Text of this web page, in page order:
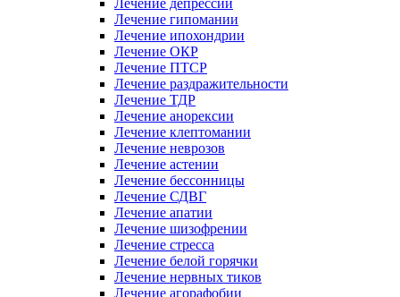
Лечение депрессии
Лечение гипомании
Лечение ипохондрии
Лечение ОКР
Лечение ПТСР
Лечение раздражительности
Лечение ТДР
Лечение анорексии
Лечение клептомании
Лечение неврозов
Лечение астении
Лечение бессонницы
Лечение СДВГ
Лечение апатии
Лечение шизофрении
Лечение стресса
Лечение белой горячки
Лечение нервных тиков
Лечение агорафобии